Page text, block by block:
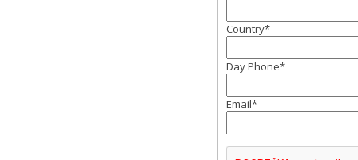
Country*
Day Phone*
Email*